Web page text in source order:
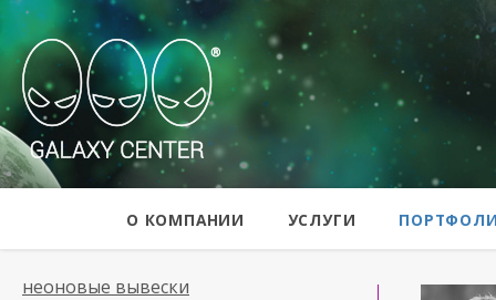
Galaxy Center
О КОМПАНИИ УСЛУГИ
неоновые вывески